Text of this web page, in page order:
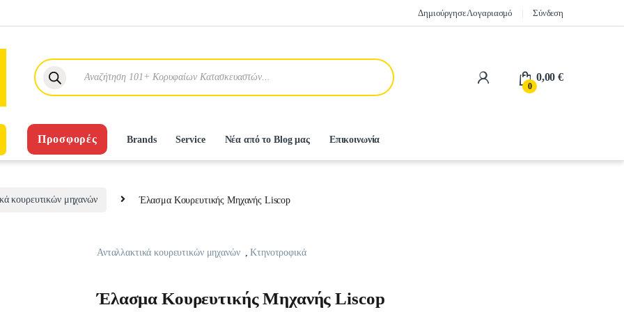
Δημιούργησε Λογαριασμό Σύνδεση
Products search
0
0,00€
Προσφορές Brands Service Νέα από το Blog μας Επικοινωνία
κουρευτικών μηχανών Έλασμα Κουρευτικής Μηχανής Liscop
Ανταλλακτικά κουρευτικών μηχανών ,Κτηνοτροφικά
Έλασμα Κουρευτικής Μηχανής Liscop